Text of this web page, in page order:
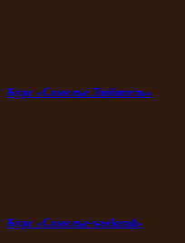
Курс «Сомелье Любитель»
Курс «Сомелье-weekend»